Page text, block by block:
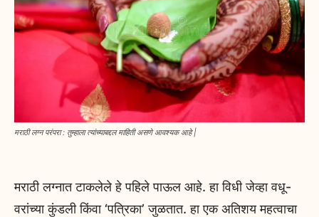
मराठी लग्न परंपरा : तुम्हाला त्यांच्याबद्दल माहिती असणे आवश्यक आहे |
मराठी लग्नात टाकलेले हे पहिले पाऊल आहे. हा विधी जेव्हा वधू-
वरांच्या कुंडली किंवा ‘पत्रिका’ जुळतात. हा एक अतिशय महत्वाचा